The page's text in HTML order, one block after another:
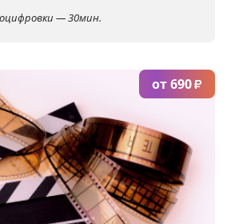
— 30мин.
от 690₽